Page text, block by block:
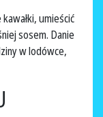
umieścić
sosem. Danie
w lodówce,